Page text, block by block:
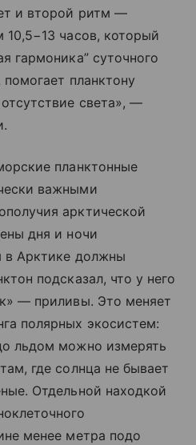
и второй ритм —
часов, который
гармоника” суточного
планктону
света», —
планктонные
важными
арктической
дня и ночи
в Арктике должны
подсказал, что у него
— приливы. Это меняет
полярных экосистем:
льдом можно измерять
где солнца не бывает
Отдельной находкой
менее метра подо